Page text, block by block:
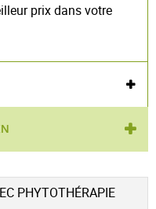
prix dans votre
PHYTOTHÉRAPIE